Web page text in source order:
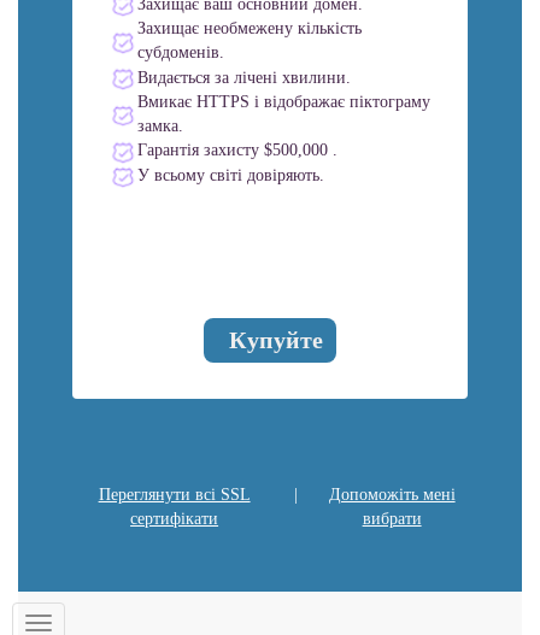
Захищає ваш основний домен.
Захищає необмежену кількість
субдоменів.
Видається за лічені хвилини.
Вмикає HTTPS і відображає піктограму
замка.
Гарантія захисту $500,000 .
У всьому світі довіряють.
Купуйте
Переглянути всі SSL
сертифікати
Допоможіть мені
вибрати
Переключити